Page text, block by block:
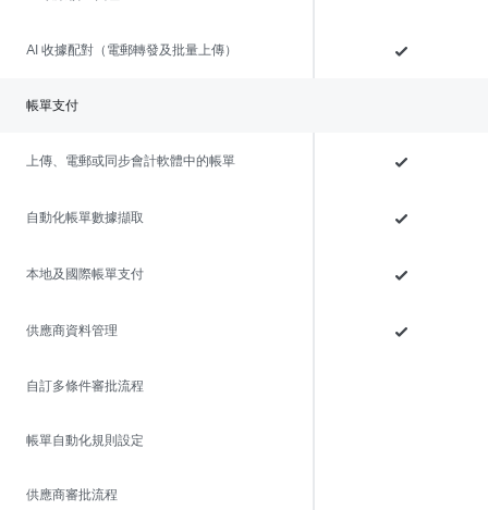
AI 收據配對（電郵轉發及批量上傳）
帳單支付
上傳、電郵或同步會計軟體中的帳單
自動化帳單數據擷取
本地及國際帳單支付
供應商資料管理
自訂多條件審批流程
帳單自動化規則設定
供應商審批流程